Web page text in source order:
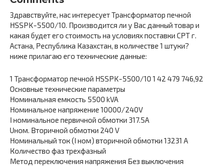
Здравствуйте, нас интересует Трансформатор печной
HSSPK-5500/10. Производится ли у Вас данный товар и
какая будет его стоимость на условиях поставки СРТ г.
Астана, Республика Казахстан, в количестве 1 штуки?
ниже прилагаю его технические данные:
1 Трансформатор печной HSSPK-5500/10 1 42 479 746,92
Основные технические параметры
Номинальная емкость 5500 kVA
Номинальное напряжение 10000/240V
I номинальное первичной обмотки 317.5A
Uном. Вторичной обмотки 240 V
Номинальный ток (I ном) вторичной обмотки 13231 А
Количество фаз трехфазный
Метод переключения напряжения Без выключения